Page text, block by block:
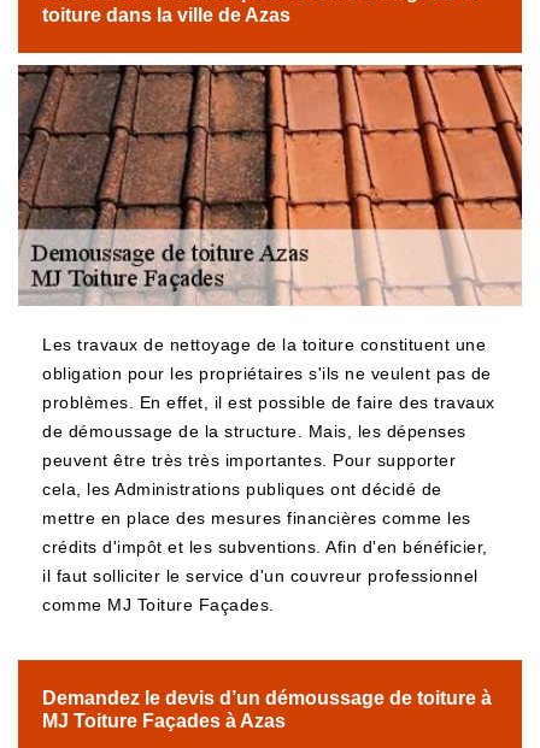
toiture dans la ville de Azas
Les travaux de nettoyage de la toiture constituent une
obligation pour les propriétaires s'ils ne veulent pas de
problèmes. En effet, il est possible de faire des travaux
de démoussage de la structure. Mais, les dépenses
peuvent être très très importantes. Pour supporter
cela, les Administrations publiques ont décidé de
mettre en place des mesures financières comme les
crédits d'impôt et les subventions. Afin d'en bénéficier,
il faut solliciter le service d'un couvreur professionnel
comme MJ Toiture Façades.
Demandez le devis d’un démoussage de toiture à
MJ Toiture Façades à Azas